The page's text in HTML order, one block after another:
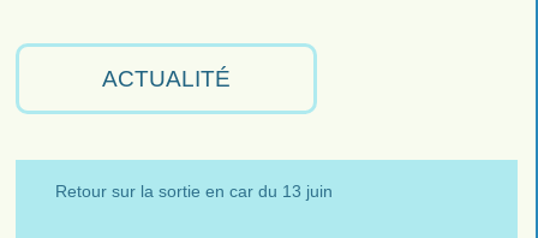
ACTUALITÉ
Retour sur la sortie en car du 13 juin